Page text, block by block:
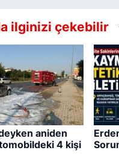
ilginizi çekebilir
aniden
4 kişi